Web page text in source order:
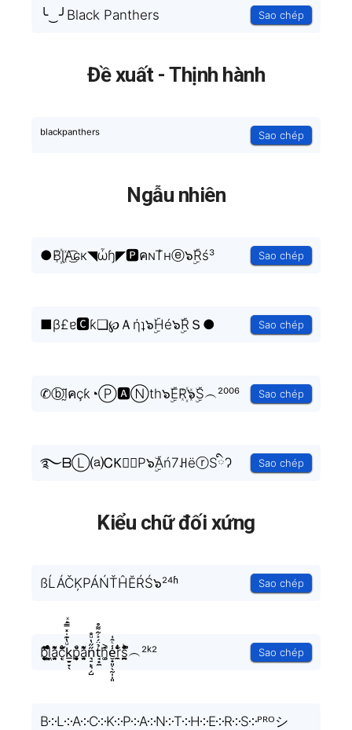
╰‿╯Black Panthers Sao chép
Đề xuất - Thịnh hành
ᵇˡᵃᶜᵏᵖᵃⁿᵗʰᵉʳˢ Sao chép
Ngẫu nhiên
●B꙰ɭA͜͡ɕк◥ὦɧ◤🅿คɴT͛нⓔ๖ۣۜRś³ Sao chép
■β£ɐ🅲ƙ❏℘Ａήʇ๖ۣۜHé๖ۣۜRＳ● Sao chép
✆ⓑl̰̃คçƙ◔Ⓟ🅰Ⓝth๖ۣۜER꙰๖ۣۜS︵²⁰⁰⁶ Sao chép
࿐ᗷⓁ⒜ᏟK⃗☸P๖ۣۜAń7ꃅëⓡSིɁ Sao chép
Kiểu chữ đối xứng
ßĹÁČĶPÁŃŤĤĔŔŚ๖²⁴ʱ Sao chép
b͎̣̫͈̥̗͒͌̃͑̔̾ͅl͕͖͉̭̰ͬ̍ͤ͆̊ͨa̘̫͈̭͌͛͌̇̇̍c͔ͣͦ́́͂ͅk̲̱̠̞̖ͧ̔͊̇̽̿̑ͯͅp̱̱̬̻̞̩͎̌ͦ̏a̘̫͈̭͌͛͌̇̇̍n͉̠̙͉̗̺̋̋̔ͧ̊t̘̟̼̉̈́͐͋͌̊h͚̖̜̍̃͐e̮̟͈̣̖̰̩̹͈̾ͨ̑͑r̼̯̤̈ͭ̃ͨ̆s̪̭̱̼̼̉̈́ͪ͋̽̚︵²ᵏ² Sao chép
B༶L༶A༶C༶K༶P༶A༶N༶T༶H༶E༶R༶S༶ᴾᴿᴼシ